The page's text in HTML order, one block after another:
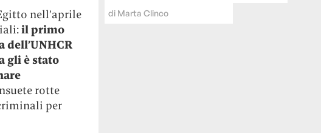
nell’aprile
il primo
dell’UNHCR
gli è stato
rotte
per
di Marta Clinco